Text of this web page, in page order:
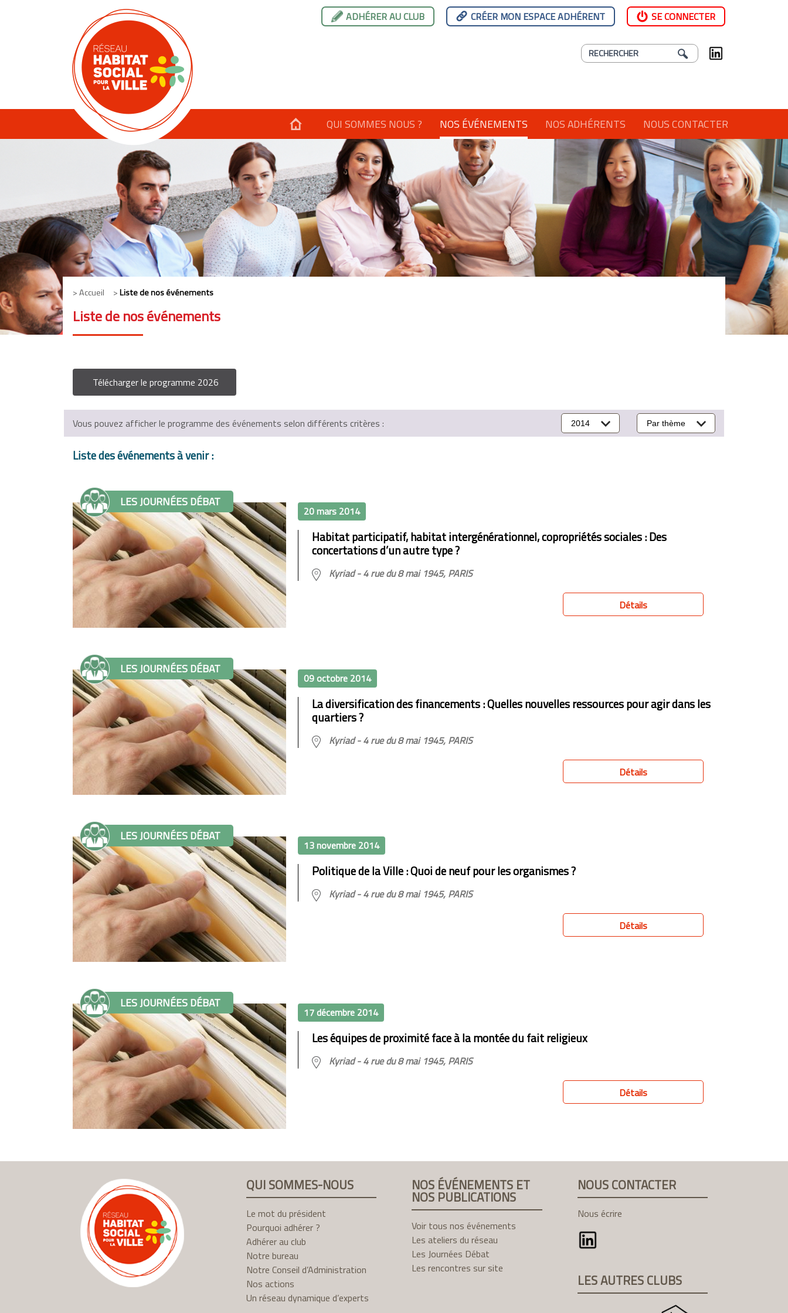
ADHÉRER AU CLUB CRÉER MON ESPACE ADHÉRENT SE CONNECTER
QUI SOMMES NOUS ? NOS ÉVÉNEMENTS NOS ADHÉRENTS NOUS CONTACTER
> Accueil >Liste de nos événements
Liste de nos événements
Télécharger le programme 2026
Vous pouvez afficher le programme des événements selon différents critères : 2014 Par thème
Liste des événements à venir :
LES JOURNÉES DÉBAT
20 mars 2014
Habitat participatif, habitat intergénérationnel, copropriétés sociales : Des
concertations d’un autre type ?
Kyriad - 4 rue du 8 mai 1945, PARIS
Détails
LES JOURNÉES DÉBAT
09 octobre 2014
La diversification des financements : Quelles nouvelles ressources pour agir dans les
quartiers ?
Kyriad - 4 rue du 8 mai 1945, PARIS
Détails
LES JOURNÉES DÉBAT
13 novembre 2014
Politique de la Ville : Quoi de neuf pour les organismes ?
Kyriad - 4 rue du 8 mai 1945, PARIS
Détails
LES JOURNÉES DÉBAT
17 décembre 2014
Les équipes de proximité face à la montée du fait religieux
Kyriad - 4 rue du 8 mai 1945, PARIS
Détails
QUI SOMMES-NOUS
Le mot du président
Pourquoi adhérer ?
Adhérer au club
Notre bureau
Notre Conseil d’Administration
Nos actions
Un réseau dynamique d’experts
NOS ÉVÉNEMENTS ET
NOS PUBLICATIONS
Voir tous nos événements
Les ateliers du réseau
Les Journées Débat
Les rencontres sur site
NOUS CONTACTER
Nous écrire
LES AUTRES CLUBS